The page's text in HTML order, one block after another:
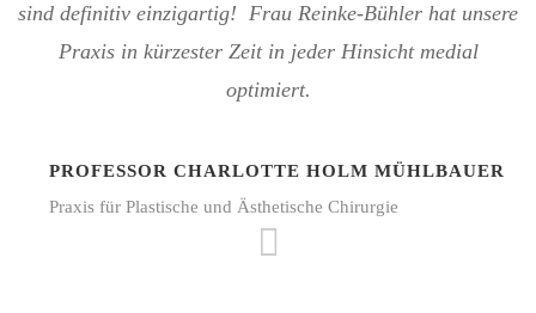
sind definitiv einzigartig! Frau Reinke-Bühler hat unsere
Praxis in kürzester Zeit in jeder Hinsicht medial
optimiert.
PROFESSOR CHARLOTTE HOLM MÜHLBAUER
Praxis für Plastische und Ästhetische Chirurgie